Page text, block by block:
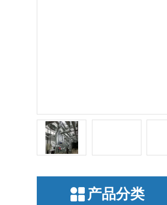
产品分类